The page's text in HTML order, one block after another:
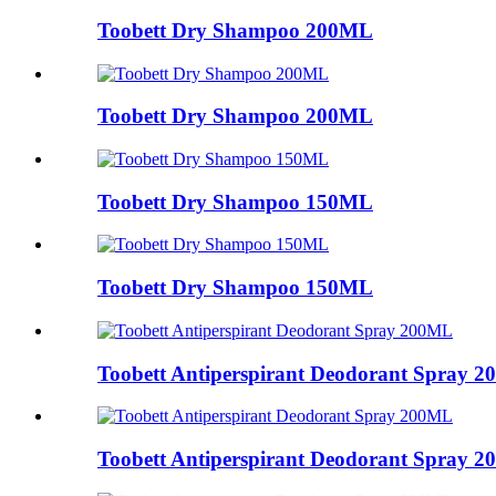
Toobett Dry Shampoo 200ML
Toobett Dry Shampoo 200ML
Toobett Dry Shampoo 150ML
Toobett Dry Shampoo 150ML
Toobett Antiperspirant Deodorant Spray
Toobett Antiperspirant Deodorant Spray